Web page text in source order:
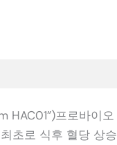
HAC01”)프로바이오
초로 식후 혈당 상승